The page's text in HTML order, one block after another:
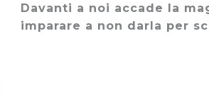
Davanti a noi accade la
imparare a non darla per